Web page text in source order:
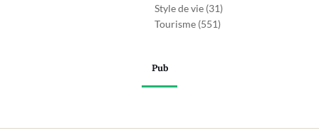
Style de vie (31)
Tourisme (551)
Pub